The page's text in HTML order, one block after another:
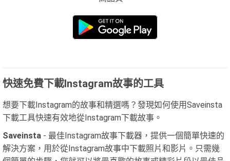
快速免費下載Instagram故事的工具
想要下載Instagram的故事和精選嗎？發現如何使用Saveinsta
下載工具快速有效地從Instagram下載故事。
Saveinsta - 最佳Instagram故事下載器，提供一個簡單快速的
解決方案，用於從Instagram故事中下載照片和影片。只需幾